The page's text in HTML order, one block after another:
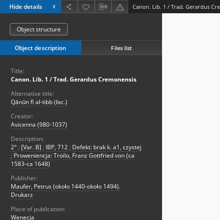
Hide details Canon. Lib. 1 / Trad. Gerardus
Object structure
Object description Files list
Title:
Canon. Lib. 1 / Trad. Gerardus Cremonensis
Alternative title:
Qānūn fī al-tibb (łac.)
Creator:
Avicenna (980-1037)
Description:
2° ; [Var. B] ; IBP, 712 ; Defekt: brak k. a1, czystej
; Proweniencja: Troilo, Franz Gottfried von (ca
1583-ca 1648)
Publisher:
Maufer, Petrus (około 1440-około 1494).
Drukarz
Place of publication:
Wenecja